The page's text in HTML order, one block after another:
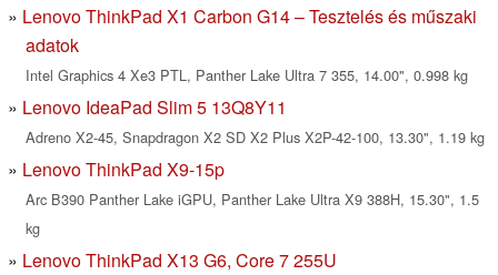
Lenovo ThinkPad X1 Carbon G14 – Tesztelés és műszaki
adatok
Intel Graphics 4 Xe3 PTL, Panther Lake Ultra 7 355, 14.00", 0.998 kg
Lenovo IdeaPad Slim 5 13Q8Y11
Adreno X2-45, Snapdragon X2 SD X2 Plus X2P-42-100, 13.30", 1.19 kg
Lenovo ThinkPad X9-15p
Arc B390 Panther Lake iGPU, Panther Lake Ultra X9 388H, 15.30", 1.5
kg
Lenovo ThinkPad X13 G6, Core 7 255U